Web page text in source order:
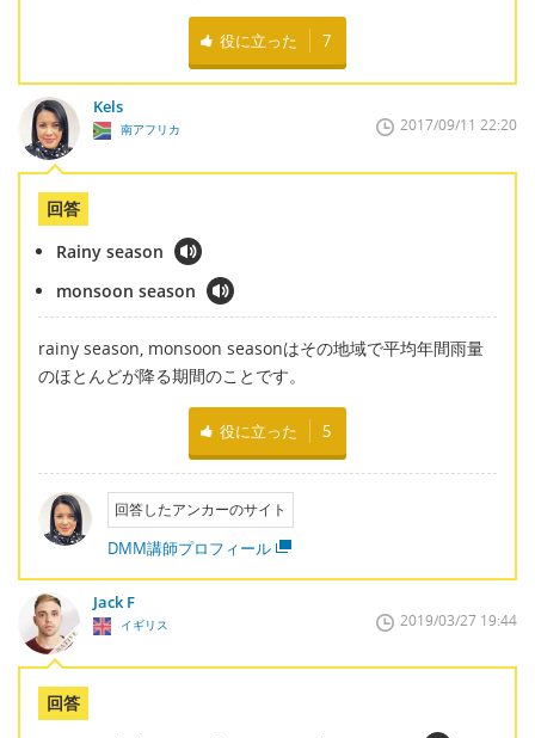
役に立った 7
Kels
南アフリカ 2017/09/11 22:20
回答
Rainy season
monsoon season
rainy season, monsoon seasonはその地域で平均年間雨量
のほとんどが降る期間のことです。
役に立った 5
回答したアンカーのサイト
DMM講師プロフィール
Jack F
イギリス 2019/03/27 19:44
回答